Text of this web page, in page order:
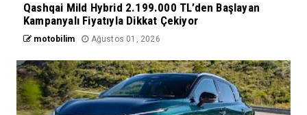
Qashqai Mild Hybrid 2.199.000 TL’den Başlayan
Kampanyalı Fiyatıyla Dikkat Çekiyor
motobilim Ağustos 01, 2026